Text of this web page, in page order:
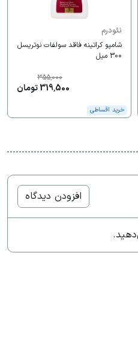
نئودرم
شامپو کراتینه فاقد سولفات نوتریسل
300 میل
355,000
319,500 تومان
خرید اقساطی
افزودن دیدگاه